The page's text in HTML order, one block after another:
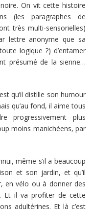
On vit cette histoire
(les paragraphes de
très multi-sensorielles)
lettre anonyme que sa
logique ?) d’entamer
présumé de la sienne…
qu’il distille son humour
qu’au fond, il aime tous
progressivement plus
moins manichéens, par
même s’il a beaucoup
et son jardin, et qu’il
en vélo ou à donner des
Et il va profiter de cette
adultérines. Et là c’est